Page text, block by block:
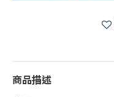
商品描述